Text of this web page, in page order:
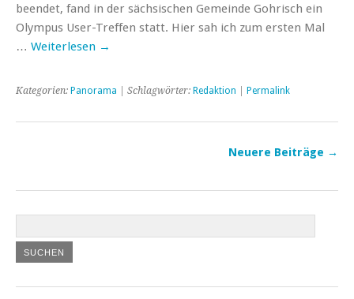
beendet, fand in der sächsischen Gemeinde Gohrisch ein
Olympus User-Treffen statt. Hier sah ich zum ersten Mal
… Weiterlesen →
Kategorien: Panorama | Schlagwörter: Redaktion Permalink
Neuere Beiträge →